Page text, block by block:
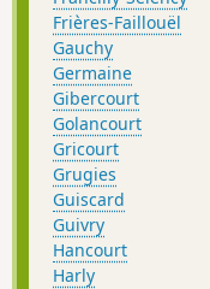
Frières-Faillouël
Gauchy
Germaine
Gibercourt
Golancourt
Gricourt
Grugies
Guiscard
Guivry
Hancourt
Harly